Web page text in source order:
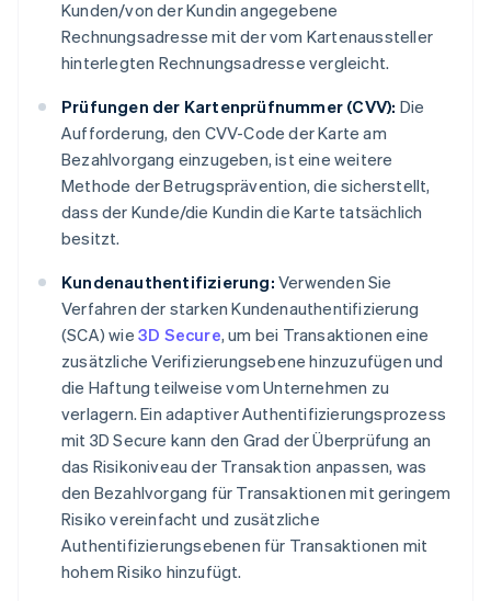
Kunden/von der Kundin angegebene
Rechnungsadresse mit der vom Kartenaussteller
hinterlegten Rechnungsadresse vergleicht.
Prüfungen der Kartenprüfnummer (CVV): Die
Aufforderung, den CVV-Code der Karte am
Bezahlvorgang einzugeben, ist eine weitere
Methode der Betrugsprävention, die sicherstellt,
dass der Kunde/die Kundin die Karte tatsächlich
besitzt.
Kundenauthentifizierung: Verwenden Sie
Verfahren der starken Kundenauthentifizierung
(SCA) wie 3D Secure, um bei Transaktionen eine
zusätzliche Verifizierungsebene hinzuzufügen und
die Haftung teilweise vom Unternehmen zu
verlagern. Ein adaptiver Authentifizierungsprozess
mit 3D Secure kann den Grad der Überprüfung an
das Risikoniveau der Transaktion anpassen, was
den Bezahlvorgang für Transaktionen mit geringem
Risiko vereinfacht und zusätzliche
Authentifizierungsebenen für Transaktionen mit
hohem Risiko hinzufügt.